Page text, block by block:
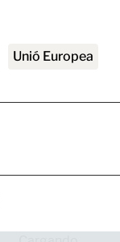
Unió Europea